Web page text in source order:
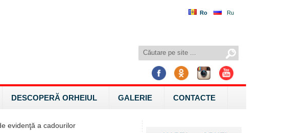
Ro Ru
DESCOPERĂ ORHEIUL GALERIE CONTACTE
evidenţă a cadourilor